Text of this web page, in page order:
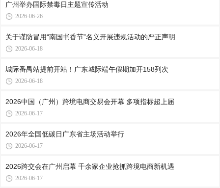
广州举办国际禁毒日主题宣传活动
2026-06-26
关于谨防冒用“南国书香节”名义开展违规活动的严正声明
2026-06-18
城际番禺站提前开站！广东城际端午假期加开158列次
2026-06-18
2026中国（广州）跨境电商交易会开幕 多项指标超上届
2026-06-17
2026年全国低碳日广东省主场活动举行
2026-06-17
2026跨交会在广州启幕 千余家企业抢抓跨境电商新机遇
2026-06-17